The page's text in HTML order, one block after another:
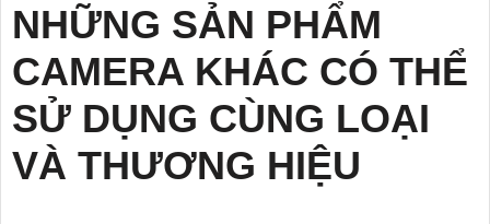
NHỮNG SẢN PHẨM
CAMERA KHÁC CÓ THỂ
SỬ DỤNG CÙNG LOẠI
VÀ THƯƠNG HIỆU